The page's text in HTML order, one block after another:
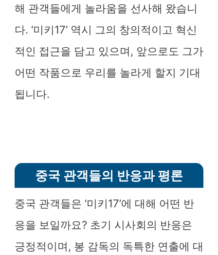
해 관객들에게 놀라움을 선사해 왔습니
다. ‘미키17’ 역시 그의 창의적이고 혁신
적인 접근을 담고 있으며, 앞으로도 그가
어떤 작품으로 우리를 놀라게 할지 기대
됩니다.
중국 관객들의 반응과 평론
중국 관객들은 ‘미키17’에 대해 어떤 반
응을 보일까요? 초기 시사회의 반응은
긍정적이며, 봉 감독의 독특한 연출에 대